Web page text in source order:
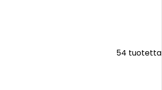
54 tuotetta